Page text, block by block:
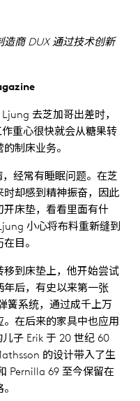
商 DUX 通过技术创新
去芝加哥出差时，
重心很快就会从糖果转
制床业务。
经常有睡眠问题。在芝
却感到精神振奋，因此
开床垫，看看里面有什
小心将布料重新缝到
目。
到床垫上，他开始尝试
后，有史以来第一张
簧系统，通过成千上万
在后来的家具中也应用
子 Erik 于 20 世纪 60
的设计带入了生
Pernilla 69 至今保留在